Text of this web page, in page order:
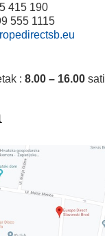
415 190
555 1115
: 8.00 – 16.00 sati